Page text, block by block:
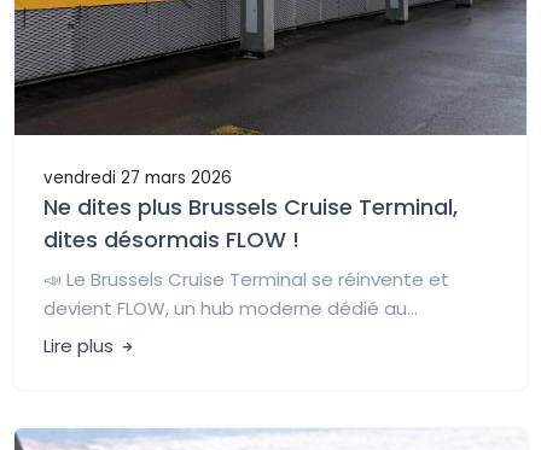
vendredi 27 mars 2026
Ne dites plus Brussels Cruise Terminal,
dites désormais FLOW !
📣 Le Brussels Cruise Terminal se réinvente et
devient FLOW, un hub moderne dédié au...
Lire plus